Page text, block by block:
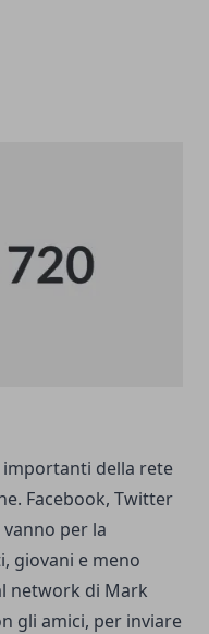
della rete
Facebook, Twitter
per la
giovani e meno
network di Mark
gli amici, per inviare